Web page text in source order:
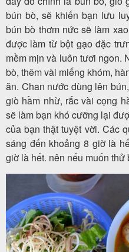
bún bò, sẽ khiến bạn lưu
bún bò thơm nức sẽ làm
được làm từ bột gạo đặc
mềm mịn và luôn tươi ngon.
bò, thêm vài miếng khóm,
ăn. Chan nước dùng lên
giò hầm nhừ, rắc vài cọng
sẽ làm bạn khó cưỡng lại
của bạn thật tuyệt vời. Các
sáng đến khoảng 8 giờ là
giờ là hết. nên nếu muốn thử